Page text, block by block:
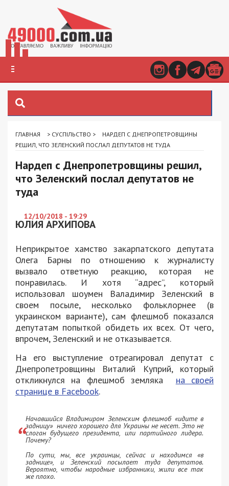
ГЛАВНАЯ > СУСПІЛЬСТВО >
НАРДЕП С ДНЕПРОПЕТРОВЩИНЫ
РЕШИЛ, ЧТО ЗЕЛЕНСКИЙ ПОСЛАЛ ДЕПУТАТОВ НЕ ТУДА
Нардеп с Днепропетровщины решил,
что Зеленский послал депутатов не
туда
12/10/2018 - 19:29
ЮЛИЯ АРХИПОВА
Неприкрытое хамство закарпатского депутата
Олега Барны по отношению к журналисту
вызвало ответную реакцию, которая не
понравилась. И хотя “адрес”, который
использовал шоумен Валадимир Зеленский в
своем посыле, несколько фольклорнее (в
украинском варианте), сам флешмоб показался
депутатам попыткой обидеть их всех. От чего,
впрочем, Зеленский и не отказывается.
На его выступление отреагировал депутат с
Днепропетровщины Виталий Куприй, который
откликнулся на флешмоб земляка на своей
странице в Facebook.
Начавшийся Владимиром Зеленским флешмоб «идите в
задницу» ничего хорошего для Украины не несет. Это не
слоган будущего президента, или партийного лидера.
Почему?
По сути, мы, все украинцы, сейчас и находимся «в
заднице», и Зеленский посылает туда депутатов.
Вероятно, чтобы народные избранники, жили все так
же плохо.